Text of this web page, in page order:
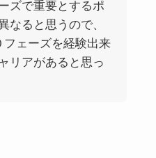
ズで重要とするポ
なると思うので、
ェーズを経験出来
リアがあると思っ